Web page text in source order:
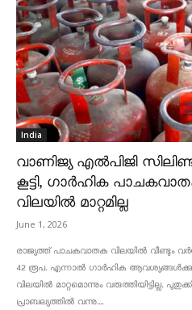
India
വാണിജ്യ എൽപിജി
കൂട്ടി, ഗാർഹിക
വിലയിൽ മാറ്റമില്ല
June 1, 2026
രാജ്യത്ത് പാചകവാതക വിലയിൽ വീണ്ടും
42 രൂപ. എന്നാൽ ഗാർഹിക
വിലയിൽ മാറ്റമൊന്നും വരുത്തിയിട്ടില്ല.
പ്രാബല്യത്തിൽ വന്നു....